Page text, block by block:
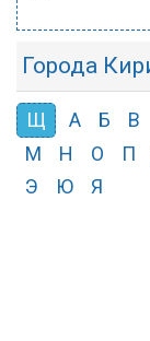
Города
Щ А Б В
М
Н О П
Э
Ю Я